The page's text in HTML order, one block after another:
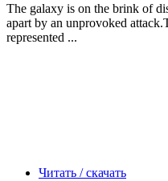
The galaxy is on the brink of
apart by an unprovoked
represented ...
Читать / скачать